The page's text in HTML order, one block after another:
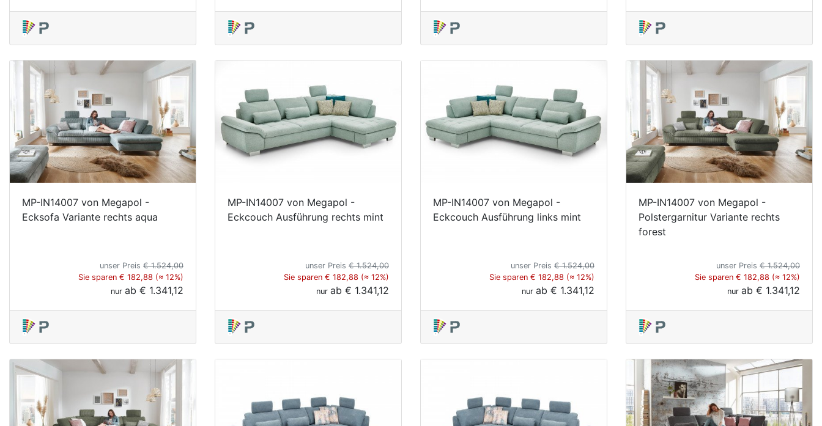
MP-IN14007 von Megapol -
Ecksofa Variante rechts aqua
unser Preis € 1.524,00
Sie sparen € 182,88 (≈ 12%)
nur ab € 1.341,12
MP-IN14007 von Megapol -
Eckcouch Ausführung rechts mint
unser Preis € 1.524,00
Sie sparen € 182,88 (≈ 12%)
nur ab € 1.341,12
MP-IN14007 von Megapol -
Eckcouch Ausführung links mint
unser Preis € 1.524,00
Sie sparen € 182,88 (≈ 12%)
nur ab € 1.341,12
MP-IN14007 von Megapol -
Polstergarnitur Variante rechts
forest
unser Preis € 1.524,00
Sie sparen € 182,88 (≈ 12%)
nur ab € 1.341,12